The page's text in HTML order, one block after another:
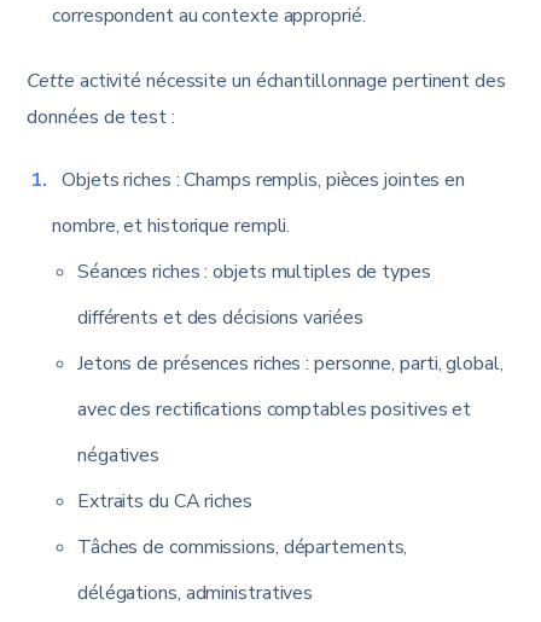
correspondent au contexte approprié.
Cette activité nécessite un échantillonnage pertinent des
données de test :
Objets riches : Champs remplis, pièces jointes en
nombre, et historique rempli.
Séances riches : objets multiples de types
différents et des décisions variées
Jetons de présences riches : personne, parti, global,
avec des rectifications comptables positives et
négatives
Extraits du CA riches
Tâches de commissions, départements,
délégations, administratives